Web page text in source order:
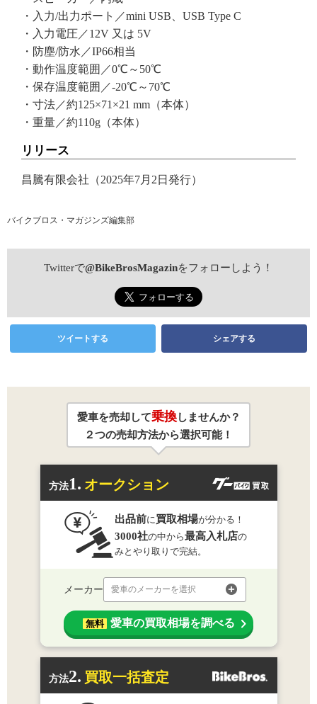
・入力/出力ポート／mini USB、USB Type C
・入力電圧／12V 又は 5V
・防塵/防水／IP66相当
・動作温度範囲／0℃～50℃
・保存温度範囲／-20℃～70℃
・寸法／約125×71×21 mm（本体）
・重量／約110g（本体）
リリース
昌騰有限会社（2025年7月2日発行）
バイクブロス・マガジンズ編集部
Twitterで@BikeBrosMagazinをフォローしよう！
ツイートする シェアする
愛車を売却して乗換しませんか？
２つの売却方法から選択可能！
方法1. オークション
出品前に買取相場が分かる！
3000社の中から最高入札店の
みとやり取りで完結。
メーカー 愛車のメーカーを選択
無料 愛車の買取相場を調べる
方法2. 買取一括査定